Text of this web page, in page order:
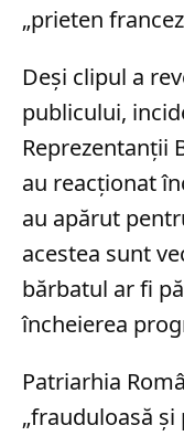
„prieten
Deși clipul a
publicului,
Reprezentanții
au reacționat
au apărut
acestea sunt
bărbatul ar fi
încheierea
Patriarhia
„frauduloasă și